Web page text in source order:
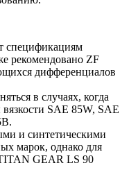
спецификациям
рекомендовано ZF
дифференциалов
в случаях, когда
SAE 85W, SAE
и синтетическими
марок, однако для
GEAR LS 90